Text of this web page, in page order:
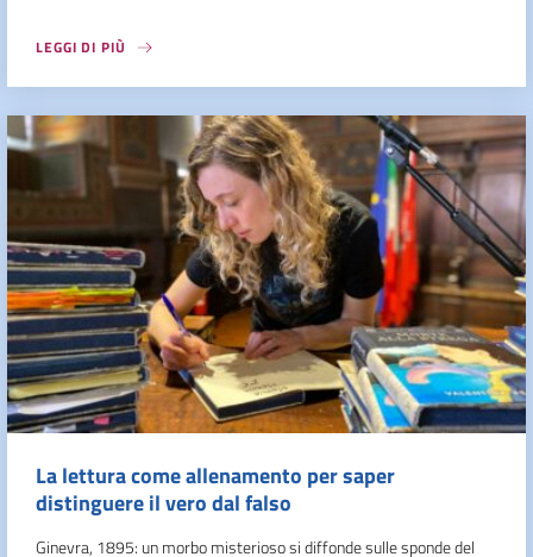
LEGGI DI PIÙ
La lettura come allenamento per saper
distinguere il vero dal falso
Ginevra, 1895: un morbo misterioso si diffonde sulle sponde del